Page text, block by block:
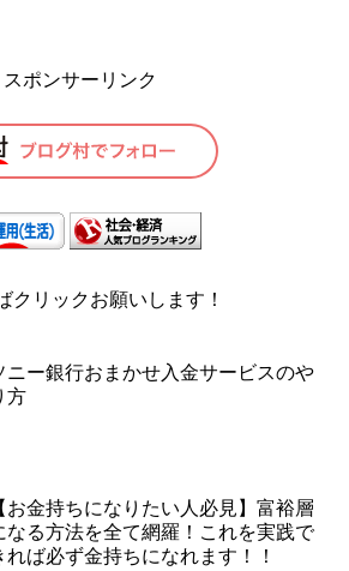
スポンサーリンク
クリックお願いします！
ニー銀行おまかせ入金サービスのや
方
お金持ちになりたい人必見】富裕層
なる方法を全て網羅！これを実践で
れば必ず金持ちになれます！！